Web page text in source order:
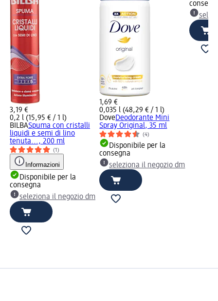
3,19 €
0,2 l (15,95 € / 1 l)
BILBASpuma con cristalli
liquidi e semi di lino
tenuta..., 200 ml
(1)
Informazioni
Disponibile per la
consegna
seleziona il negozio dm
1,69 €
0,035 l (48,29 € / 1 l)
DoveDeodorante Mini
Spray Original, 35 ml
(4)
Disponibile per la
consegna
seleziona il negozio dm